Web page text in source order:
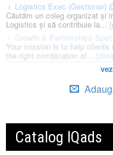
Logistics Exec (Gestionar)
Căutăm un coleg organizat și
Logistics și să contribuie la...
Growth & Partnerships
Your mission is to help clients
the right combination of...
Catalog IQads